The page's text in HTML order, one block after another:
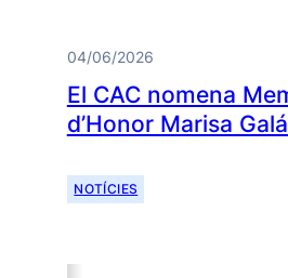
04/06/2026
El CAC nomena
d’Honor Marisa
NOTÍCIES